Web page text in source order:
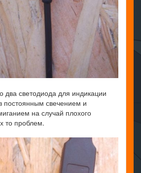
два светодиода для индикации
постоянным свечением и
на случай плохого
то проблем.